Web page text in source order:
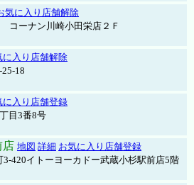
気に入り店舗解除
コーナン川崎小田栄店２Ｆ
に入り店舗解除
18
に入り店舗登録
目3番8号
店 地図 詳細 お気に入り店舗登録
420イトーヨーカドー武蔵小杉駅前店5階